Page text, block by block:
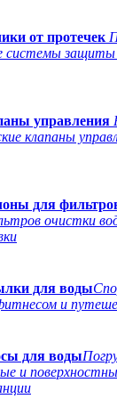
от протечек
системы
управления
клапаны
для
очистки
для воды
и
для воды
и